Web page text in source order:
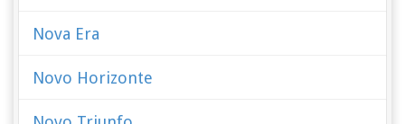
Nova Era
Novo Horizonte